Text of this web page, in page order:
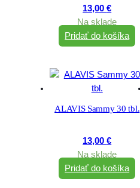
13,00€
Na sklade
Pridať do košíka
ALAVIS Sammy 30 tbl.
13,00€
Na sklade
Pridať do košíka